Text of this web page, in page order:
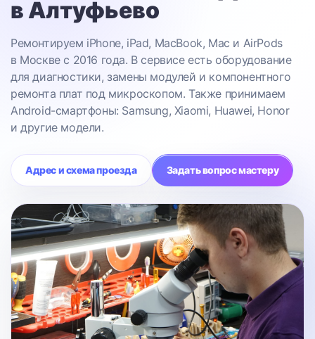
в Алтуфьево
Ремонтируем iPhone, iPad, MacBook, Mac и AirPods
в Москве с 2016 года. В сервисе есть оборудование
для диагностики, замены модулей и компонентного
ремонта плат под микроскопом. Также принимаем
Android-смартфоны: Samsung, Xiaomi, Huawei, Honor
и другие модели.
Адрес и схема проезда Задать вопрос мастеру